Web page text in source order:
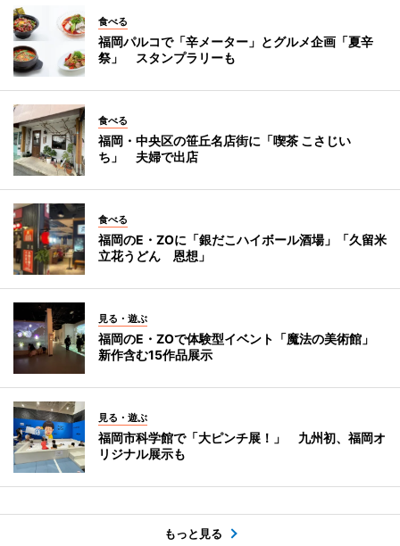
食べる
福岡パルコで「辛メーター」とグルメ企画「夏辛
祭」 スタンプラリーも
食べる
福岡・中央区の笹丘名店街に「喫茶 こさじい
ち」 夫婦で出店
食べる
福岡のE・ZOに「銀だこハイボール酒場」「久留米
立花うどん 恩想」
見る・遊ぶ
福岡のE・ZOで体験型イベント「魔法の美術館」
新作含む15作品展示
見る・遊ぶ
福岡市科学館で「大ピンチ展！」 九州初、福岡オ
リジナル展示も
もっと見る